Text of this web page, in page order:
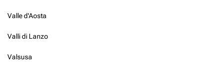
Valle d'Aosta
Valli di Lanzo
Valsusa